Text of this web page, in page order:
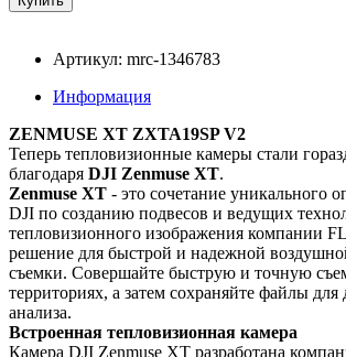
Артикул: mrc-1346783
Информация
ZENMUSE XT ZXTA19SP V2
Теперь тепловизионные камеры стали
благодаря DJI Zenmuse XT.
Zenmuse XT - это сочетание уникального
DJI по созданию подвесов и ведущих
тепловизионного изображения компании
решение для быстрой и надежной
съемки. Совершайте быструю и точную
территориях, а затем сохраняйте файлы для
анализа.
Встроенная тепловизионная камера
Камера DJI Zenmuse XT разработана